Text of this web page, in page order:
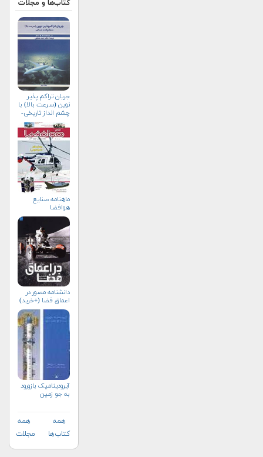
کتاب‌ها و مجلات
جریان تراکم پذیر
نوین (سرعت بالا) با
چشم انداز تاریخی-
جلد دوم
ماهنامه صنايع
هوافضا
دانشنامه مصور در
اعماق فضا (+خرید)
آیرودینامیک بازورود
به جو زمین
همه
کتاب‌ها
همه
مجلات